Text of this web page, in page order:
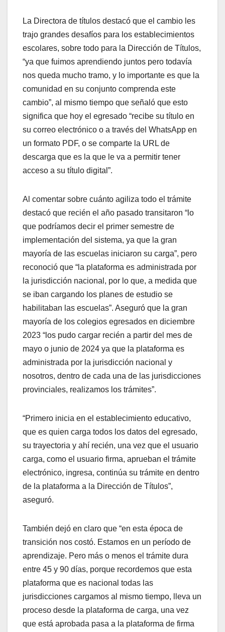
La Directora de títulos destacó que el cambio les
trajo grandes desafíos para los establecimientos
escolares, sobre todo para la Dirección de Títulos,
“ya que fuimos aprendiendo juntos pero todavía
nos queda mucho tramo, y lo importante es que la
comunidad en su conjunto comprenda este
cambio”, al mismo tiempo que señaló que esto
significa que hoy el egresado “recibe su título en
su correo electrónico o a través del WhatsApp en
un formato PDF, o se comparte la URL de
descarga que es la que le va a permitir tener
acceso a su título digital”.
Al comentar sobre cuánto agiliza todo el trámite
destacó que recién el año pasado transitaron “lo
que podríamos decir el primer semestre de
implementación del sistema, ya que la gran
mayoría de las escuelas iniciaron su carga”, pero
reconoció que “la plataforma es administrada por
la jurisdicción nacional, por lo que, a medida que
se iban cargando los planes de estudio se
habilitaban las escuelas”. Aseguró que la gran
mayoría de los colegios egresados en diciembre
2023 “los pudo cargar recién a partir del mes de
mayo o junio de 2024 ya que la plataforma es
administrada por la jurisdicción nacional y
nosotros, dentro de cada una de las jurisdicciones
provinciales, realizamos los trámites”.
“Primero inicia en el establecimiento educativo,
que es quien carga todos los datos del egresado,
su trayectoria y ahí recién, una vez que el usuario
carga, como el usuario firma, aprueban el trámite
electrónico, ingresa, continúa su trámite en dentro
de la plataforma a la Dirección de Títulos”,
aseguró.
También dejó en claro que “en esta época de
transición nos costó. Estamos en un período de
aprendizaje. Pero más o menos el trámite dura
entre 45 y 90 días, porque recordemos que esta
plataforma que es nacional todas las
jurisdicciones cargamos al mismo tiempo, lleva un
proceso desde la plataforma de carga, una vez
que está aprobada pasa a la plataforma de firma